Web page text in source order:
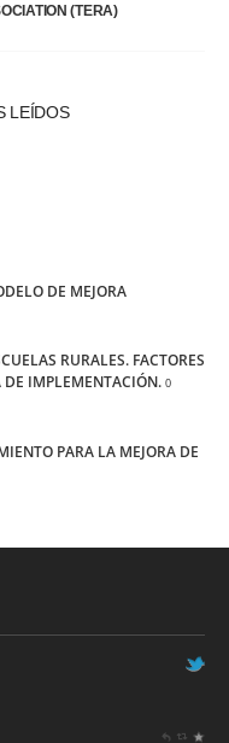
(TERA)
LEÍDOS
DE MEJORA
RURALES. FACTORES
DE IMPLEMENTACIÓN. 0
PARA LA MEJORA DE